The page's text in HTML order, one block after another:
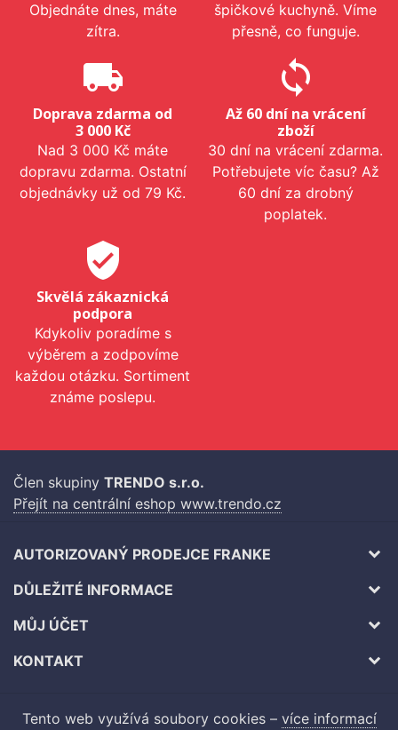
Objednáte dnes, máte
zítra.
špičkové kuchyně. Víme
přesně, co funguje.
local_shipping
Doprava zdarma od
3 000 Kč
Nad 3 000 Kč máte
dopravu zdarma. Ostatní
objednávky už od 79 Kč.
sync
Až 60 dní na vrácení
zboží
30 dní na vrácení zdarma.
Potřebujete víc času? Až
60 dní za drobný
poplatek.
verified_user
Skvělá zákaznická
podpora
Kdykoliv poradíme s
výběrem a zodpovíme
každou otázku. Sortiment
známe poslepu.
Člen skupiny TRENDO s.r.o.
Přejít na centrální eshop www.trendo.cz
AUTORIZOVANÝ PRODEJCE FRANKE
DŮLEŽITÉ INFORMACE
MŮJ ÚČET
KONTAKT
Tento web využívá soubory cookies – více informací